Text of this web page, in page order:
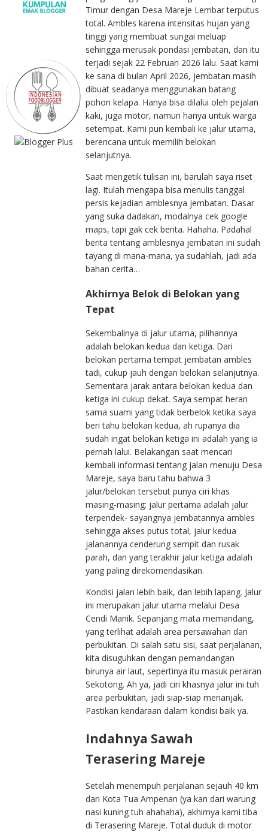
Timur dengan Desa Mareje Lembar terputus
total. Ambles karena intensitas hujan yang
tinggi yang membuat sungai meluap
sehingga merusak pondasi jembatan, dan itu
terjadi sejak 22 Februari 2026 lalu. Saat kami
ke sana di bulan April 2026, jembatan masih
dibuat seadanya menggunakan batang
pohon kelapa. Hanya bisa dilalui oleh pejalan
kaki, juga motor, namun hanya untuk warga
setempat. Kami pun kembali ke jalur utama,
berencana untuk memilih belokan
selanjutnya.
Saat mengetik tulisan ini, barulah saya riset
lagi. Itulah mengapa bisa menulis tanggal
persis kejadian amblesnya jembatan. Dasar
yang suka dadakan, modalnya cek google
maps, tapi gak cek berita. Hahaha. Padahal
berita tentang amblesnya jembatan ini sudah
tayang di mana-mana, ya sudahlah, jadi ada
bahan cerita…
Akhirnya Belok di Belokan yang
Tepat
Sekembalinya di jalur utama, pilihannya
adalah belokan kedua dan ketiga. Dari
belokan pertama tempat jembatan ambles
tadi, cukup jauh dengan belokan selanjutnya.
Sementara jarak antara belokan kedua dan
ketiga ini cukup dekat. Saya sempat heran
sama suami yang tidak berbelok ketika saya
beri tahu belokan kedua, ah rupanya dia
sudah ingat belokan ketiga ini adalah yang ia
pernah lalui. Belakangan saat mencari
kembali informasi tentang jalan menuju Desa
Mareje, saya baru tahu bahwa 3
jalur/belokan tersebut punya ciri khas
masing-masing: jalur pertama adalah jalur
terpendek- sayangnya jembatannya ambles
sehingga akses putus total, jalur kedua
jalanannya cenderung sempit dan rusak
parah, dan yang terakhir jalur ketiga adalah
yang paling direkomendasikan.
Kondisi jalan lebih baik, dan lebih lapang. Jalur
ini merupakan jalur utama melalui Desa
Cendi Manik. Sepanjang mata memandang,
yang terlihat adalah area persawahan dan
perbukitan. Di salah satu sisi, saat perjalanan,
kita disuguhkan dengan pemandangan
birunya air laut, sepertinya itu masuk perairan
Sekotong. Ah ya, jadi ciri khasnya jalur ini tuh
area perbukitan, jadi siap-siap menanjak.
Pastikan kendaraan dalam kondisi baik ya.
Indahnya Sawah
Terasering Mareje
Setelah menempuh perjalanan sejauh 40 km
dari Kota Tua Ampenan (ya kan dari warung
nasi kuning tuh ahahaha), akhirnya kami tiba
di Terasering Mareje. Total duduk di motor